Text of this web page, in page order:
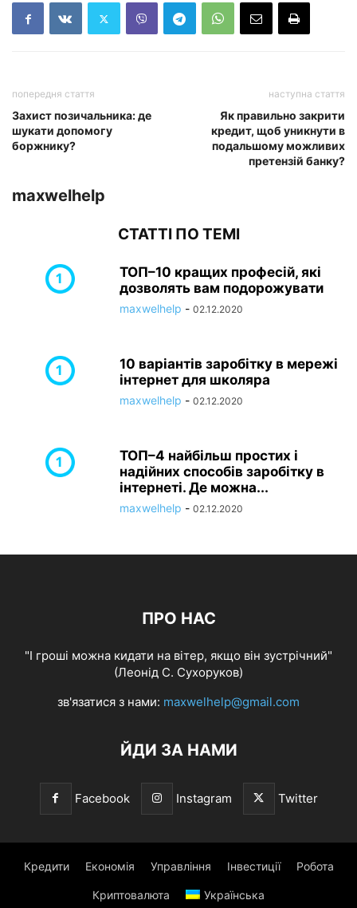
попередня стаття
Захист позичальника: де
шукати допомогу
боржнику?
наступна стаття
Як правильно закрити
кредит, щоб уникнути в
подальшому можливих
претензій банку?
maxwelhelp
СТАТТІ ПО ТЕМІ
ТОП–10 кращих професій, які
дозволять вам подорожувати
maxwelhelp - 02.12.2020
10 варіантів заробітку в мережі
інтернет для школяра
maxwelhelp - 02.12.2020
ТОП–4 найбільш простих і
надійних способів заробітку в
інтернеті. Де можна...
maxwelhelp - 02.12.2020
ПРО НАС
"І гроші можна кидати на вітер, якщо він зустрічний"
(Леонід С. Сухоруков)
зв'язатися з нами: maxwelhelp@gmail.com
ЙДИ ЗА НАМИ
Facebook Instagram Twitter
Кредити Економія Управління Інвестиції Робота
Криптовалюта Українська